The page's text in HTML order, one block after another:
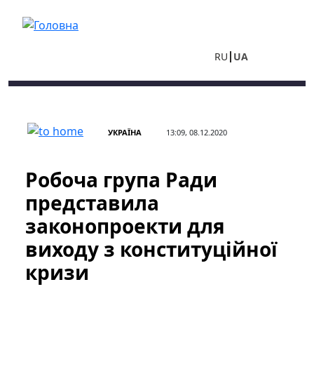
RU UA
УКРАЇНА 13:09, 08.12.2020
Робоча група Ради
представила
законопроекти для
виходу з конституційної
кризи